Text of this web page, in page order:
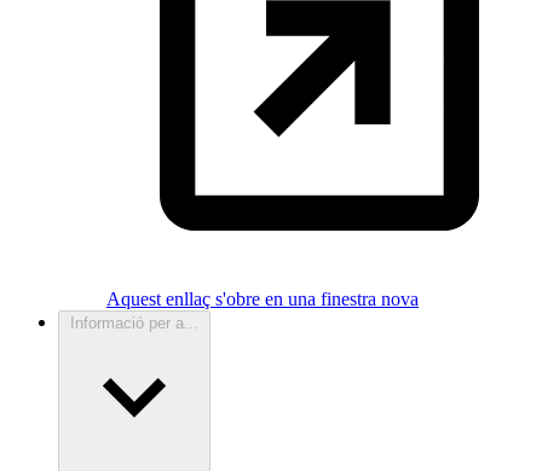
Aquest enllaç s'obre en una finestra nova
Informació per a...